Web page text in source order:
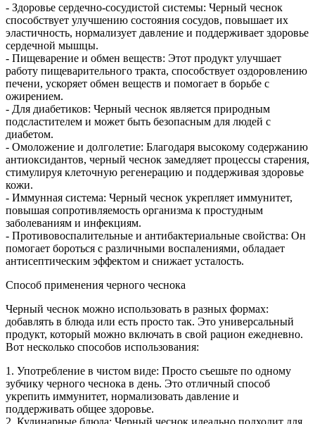
- Здоровье сердечно-сосудистой системы: Черный чеснок
способствует улучшению состояния сосудов, повышает их
эластичность, нормализует давление и поддерживает здоровье
сердечной мышцы.
- Пищеварение и обмен веществ: Этот продукт улучшает
работу пищеварительного тракта, способствует оздоровлению
печени, ускоряет обмен веществ и помогает в борьбе с
ожирением.
- Для диабетиков: Черный чеснок является природным
подсластителем и может быть безопасным для людей с
диабетом.
- Омоложение и долголетие: Благодаря высокому содержанию
антиоксидантов, черный чеснок замедляет процессы старения,
стимулируя клеточную регенерацию и поддерживая здоровье
кожи.
- Иммунная система: Черный чеснок укрепляет иммунитет,
повышая сопротивляемость организма к простудным
заболеваниям и инфекциям.
- Противовоспалительные и антибактериальные свойства: Он
помогает бороться с различными воспалениями, обладает
антисептическим эффектом и снижает усталость.
Способ применения черного чеснока
Черный чеснок можно использовать в разных формах:
добавлять в блюда или есть просто так. Это универсальный
продукт, который можно включать в свой рацион ежедневно.
Вот несколько способов использования:
1. Употребление в чистом виде: Просто съешьте по одному
зубчику черного чеснока в день. Это отличный способ
укрепить иммунитет, нормализовать давление и
поддерживать общее здоровье.
2. Кулинарные блюда: Черный чеснок идеально подходит для